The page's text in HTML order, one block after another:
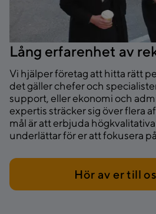
Lång erfarenhet av
Vi hjälper företag att hitta rätt
det gäller chefer och
support, eller ekonomi och
expertis sträcker sig över flera
mål är att erbjuda
underlättar för er att fokusera
Hör av er till